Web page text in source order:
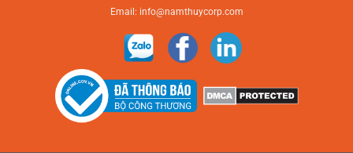
Email: info@namthuycorp.com